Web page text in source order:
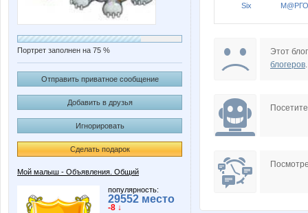
Портрет заполнен на 75 %
Отправить приватное сообщение
Добавить в друзья
Игнорировать
Сделать подарок
Мой малыш - Объявления. Общий
популярность:
29552 место
-8 ↓
Six
Этот
блогеров.